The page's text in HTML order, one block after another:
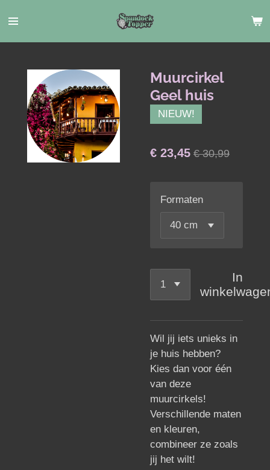
direct
naar
hoofdinhoud
Muurcirkel
Geel huis
NIEUW!
€ 23,45 € 30,99
Formaten
In
Wil jij iets unieks in
je huis hebben?
Kies dan voor één
van deze
muurcirkels!
Verschillende maten
en kleuren,
combineer ze zoals
jij het wilt!